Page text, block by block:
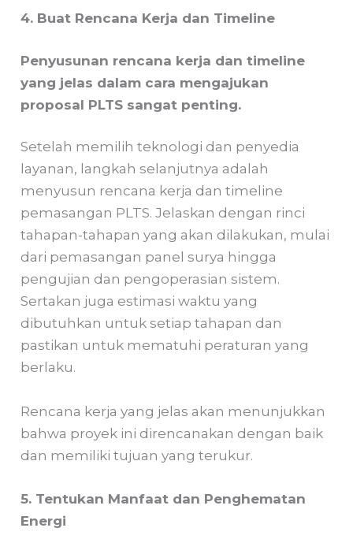
4. Buat Rencana Kerja dan Timeline
Penyusunan rencana kerja dan timeline
yang jelas dalam cara mengajukan
proposal PLTS sangat penting.
Setelah memilih teknologi dan penyedia
layanan, langkah selanjutnya adalah
menyusun rencana kerja dan timeline
pemasangan PLTS. Jelaskan dengan rinci
tahapan-tahapan yang akan dilakukan, mulai
dari pemasangan panel surya hingga
pengujian dan pengoperasian sistem.
Sertakan juga estimasi waktu yang
dibutuhkan untuk setiap tahapan dan
pastikan untuk mematuhi peraturan yang
berlaku.
Rencana kerja yang jelas akan menunjukkan
bahwa proyek ini direncanakan dengan baik
dan memiliki tujuan yang terukur.
5. Tentukan Manfaat dan Penghematan
Energi